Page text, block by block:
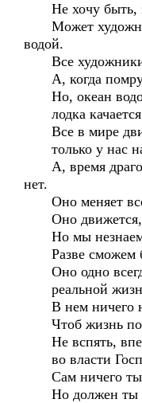
Не хочу быть,
Может
водой.
Все художники
А, когда
Но, океан
лодка качается
Все в мире
только у нас
А, время
нет.
Оно меняет все
Оно движется,
Но мы незнаем,
Разве сможем
Оно одно
реальной
В нем ничего
Чтоб жизнь по
Не вспять,
во власти
Сам ничего ты
Но должен ты